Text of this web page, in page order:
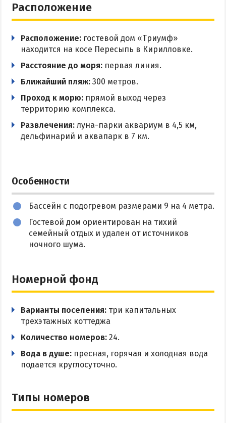
Веб-камеры Бердянска
Питание в Бердянске
ОТЕЛИ И БАЗЫ ОТДЫХА БЕРДЯНСКА
Бердянская коса
Слободка
ПРИМОРСК
Цены в Приморске 2026
Все веб-камеры Приморска
Развлечения в Приморске
ОТЕЛИ И БАЗЫ ОТДЫХА ПРИМОРСКА
Ясная поляна
Набережное
Борисовский спуск
ПРИМОРСКИЙ ПОСАД
Кухня в номере
Парковка
Wi-Fi
Расположение
Расположение: гостевой дом «Триумф»
находится на косе Пересыпь в Кирилловке.
Расстояние до моря: первая линия.
Ближайший пляж: 300 метров.
Проход к морю: прямой выход через
территорию комплекса.
Развлечения: луна-парки аквариум в 4,5 км,
дельфинарий и аквапарк в 7 км.
Особенности
Бассейн с подогревом размерами 9 на 4 метра.
Гостевой дом ориентирован на тихий
семейный отдых и удален от источников
ночного шума.
Номерной фонд
Варианты поселения: три капитальных
трехэтажных коттеджа
Количество номеров: 24.
Вода в душе: пресная, горячая и холодная вода
подается круглосуточно.
Типы номеров